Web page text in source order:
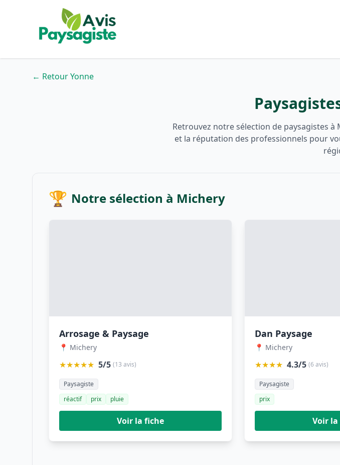
← Retour Yonne
Retrouvez notre sélection de paysagistes à
et la réputation des professionnels pour
🏆 Notre sélection à Michery
Arrosage & Paysage
📍 Michery
★★★★★ 5/5 (13 avis)
Paysagiste
réactif
prix pluie
Voir la fiche
Dan Paysage
📍 Michery
★★★★ 4.3/5 (6 avis)
Paysagiste
prix
Voir